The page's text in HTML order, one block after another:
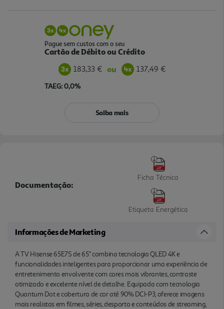
Pague sem custos com o seu
Cartão de Débito ou Crédito
183,33 € ou 137,49 €
TAEG: 0,0%
Saiba mais
Documentação:
Ficha Técnica
Etiqueta Energética
Informações de Marketing
A TV Hisense 65E7S de 65" combina tecnologia QLED 4K e
funcionalidades inteligentes para proporcionar uma experiência de
entretenimento envolvente com cores mais vibrantes, contraste
otimizado e excelente nível de detalhe. Equipada com tecnologia
Quantum Dot e cobertura de cor até 90% DCI-P3, oferece imagens
mais realistas em filmes, séries, desporto e conteúdos de streaming,